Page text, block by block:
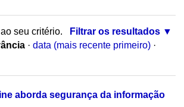
seu critério.
Filtrar os resultados
· data (mais recente primeiro) ·
aborda segurança da informação